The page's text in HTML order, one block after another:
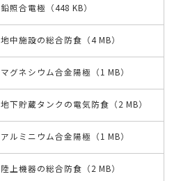
鉛照合電極（448 KB）
地中施設の総合防食（4 MB）
マグネシウム合金陽極（1 MB）
地下貯蔵タンクの電気防食（2 MB）
アルミニウム合金陽極（1 MB）
陸上機器の総合防食（2 MB）